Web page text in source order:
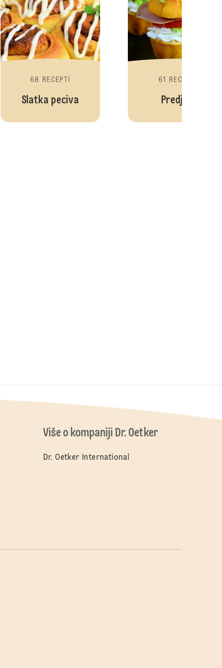
68 RECEPTI
Slatka peciva
61 RECEPTI
Predjela
Više o kompaniji Dr. Oetker
Dr. Oetker International